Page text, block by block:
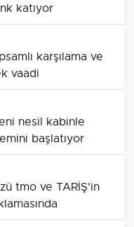
katıyor
karşılama ve
vaadi
nesil kabinle
başlatıyor
tmo ve TARİŞ'in